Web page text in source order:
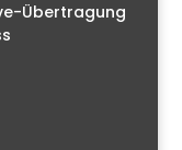
Übertragung